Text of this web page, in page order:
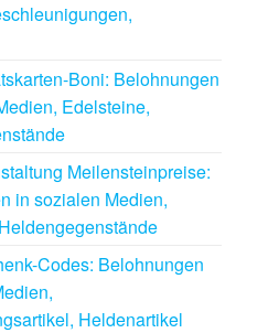
Boni: Belohnungen
Edelsteine,
Meilensteinpreise:
in sozialen Medien,
Codes: Belohnungen
Heldenartikel